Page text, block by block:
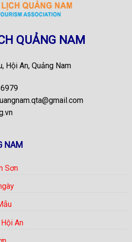
QUẢNG NAM
Hội An, Quảng Nam
NAM
Sơn
An